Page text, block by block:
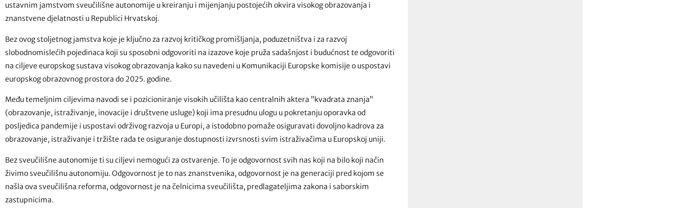
ustavnim jamstvom sveučilišne autonomije u kreiranju i mijenjanju postojećih okvira visokog obrazovanja i
znanstvene djelatnosti u Republici Hrvatskoj.
Bez ovog stoljetnog jamstva koje je ključno za razvoj kritičkog promišljanja, poduzetništva i za razvoj
slobodnomislećih pojedinaca koji su sposobni odgovoriti na izazove koje pruža sadašnjost i budućnost te odgovoriti
na ciljeve europskog sustava visokog obrazovanja kako su navedeni u Komunikaciji Europske komisije o uspostavi
europskog obrazovnog prostora do 2025. godine.
Među temeljnim ciljevima navodi se i pozicioniranje visokih učilišta kao centralnih aktera ”kvadrata znanja”
(obrazovanje, istraživanje, inovacije i društvene usluge) koji ima presudnu ulogu u pokretanju oporavka od
posljedica pandemije i uspostavi održivog razvoja u Europi, a istodobno pomaže osiguravati dovoljno kadrova za
obrazovanje, istraživanje i tržište rada te osiguranje dostupnosti izvrsnosti svim istraživačima u Europskoj uniji.
Bez sveučilišne autonomije ti su ciljevi nemogući za ostvarenje. To je odgovornost svih nas koji na bilo koji način
živimo sveučilišnu autonomiju. Odgovornost je to nas znanstvenika, odgovornost je na generaciji pred kojom se
našla ova sveučilišna reforma, odgovornost je na čelnicima sveučilišta, predlagateljima zakona i saborskim
zastupnicima.